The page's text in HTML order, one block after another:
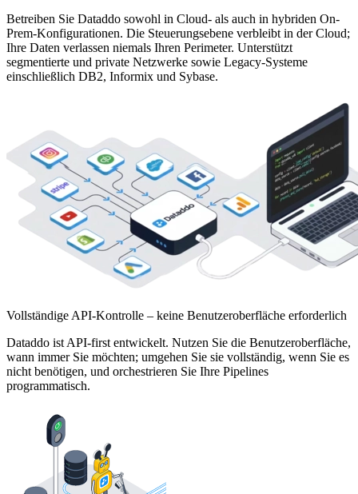
Betreiben Sie Dataddo sowohl in Cloud- als auch in hybriden On-
Prem-Konfigurationen. Die Steuerungsebene verbleibt in der Cloud;
Ihre Daten verlassen niemals Ihren Perimeter. Unterstützt
segmentierte und private Netzwerke sowie Legacy-Systeme
einschließlich DB2, Informix und Sybase.
Vollständige API-Kontrolle – keine Benutzeroberfläche erforderlich
Dataddo ist API-first entwickelt. Nutzen Sie die Benutzeroberfläche,
wann immer Sie möchten; umgehen Sie sie vollständig, wenn Sie es
nicht benötigen, und orchestrieren Sie Ihre Pipelines
programmatisch.